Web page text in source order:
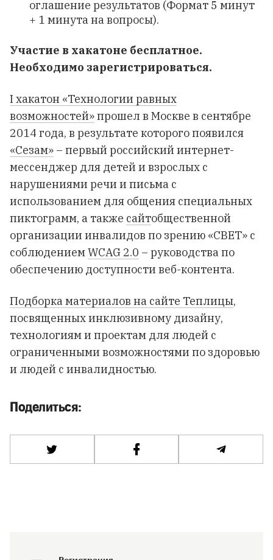
оглашение результатов (Формат 5 минут
+ 1 минута на вопросы).
Участие в хакатоне бесплатное.
Необходимо зарегистрироваться.
I хакатон «Технологии равных
возможностей»прошел в Москве в сентябре
2014 года, в результате которого появился
«Сезам» – первый российский интернет-
мессенджер для детей и взрослых с
нарушениями речи и письма с
использованием для общения специальных
пиктограмм, а также сайтобщественной
организации инвалидов по зрению «СВЕТ» с
соблюдениемWCAG 2.0 – руководства по
обеспечению доступности веб-контента.
Подборка материалов на сайте Теплицы,
посвященных инклюзивному дизайну,
технологиям и проектам для людей с
ограниченными возможностями по здоровью
и людей с инвалидностью.
Поделиться: